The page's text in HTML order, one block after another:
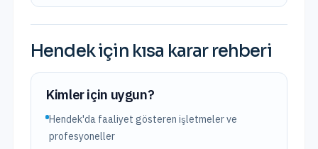
Hendekiçin kısa karar rehberi
Kimler için uygun?
Hendek'da faaliyet gösteren işletmeler ve
profesyoneller